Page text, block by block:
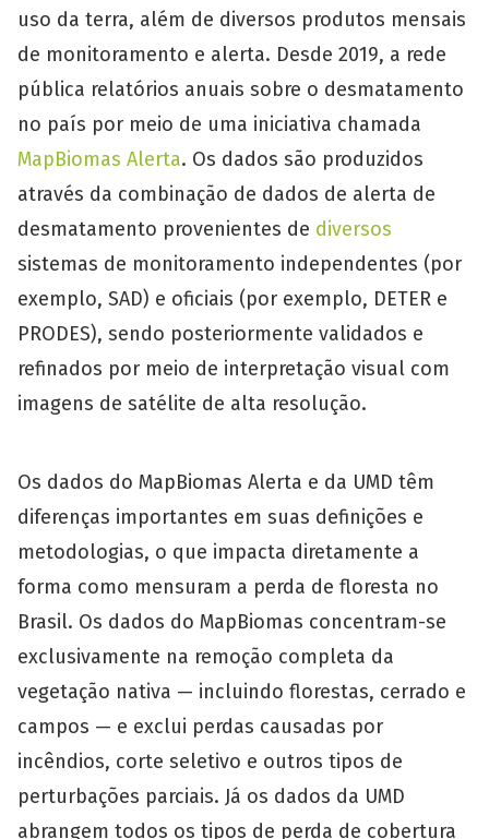
uso da terra, além de diversos produtos mensais
de monitoramento e alerta. Desde 2019, a rede
pública relatórios anuais sobre o desmatamento
no país por meio de uma iniciativa chamada
MapBiomas Alerta. Os dados são produzidos
através da combinação de dados de alerta de
desmatamento provenientes de diversos
sistemas de monitoramento independentes (por
exemplo, SAD) e oficiais (por exemplo, DETER e
PRODES), sendo posteriormente validados e
refinados por meio de interpretação visual com
imagens de satélite de alta resolução.
Os dados do MapBiomas Alerta e da UMD têm
diferenças importantes em suas definições e
metodologias, o que impacta diretamente a
forma como mensuram a perda de floresta no
Brasil. Os dados do MapBiomas concentram-se
exclusivamente na remoção completa da
vegetação nativa — incluindo florestas, cerrado e
campos — e exclui perdas causadas por
incêndios, corte seletivo e outros tipos de
perturbações parciais. Já os dados da UMD
abrangem todos os tipos de perda de cobertura